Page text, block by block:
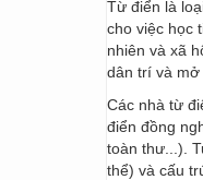
Từ điển là
cho việc học
nhiên và xã
dân trí và mở
Các nhà từ
điển đồng
toàn thư...).
thể) và cấu